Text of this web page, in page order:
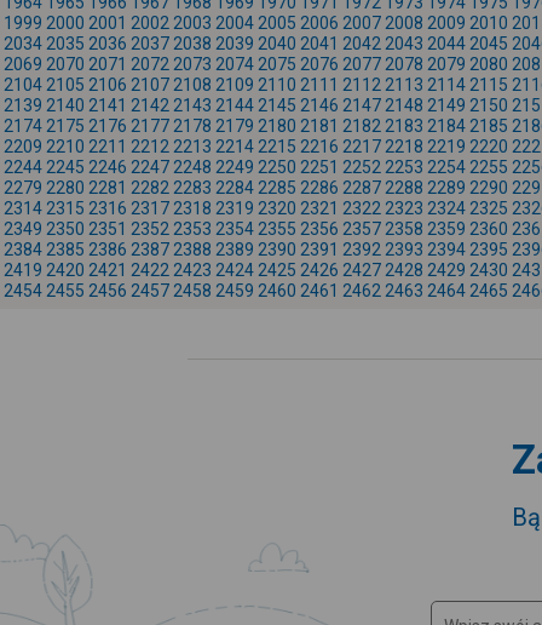
1999 2000 2001 2002 2003 2004 2005 2006 2007 2008 2009 2010
2034 2035 2036 2037 2038 2039 2040 2041 2042 2043 2044 2045
2069 2070 2071 2072 2073 2074 2075 2076 2077 2078 2079 2080
2104 2105 2106 2107 2108 2109 2110 2111 2112 2113 2114 2115
2139 2140 2141 2142 2143 2144 2145 2146 2147 2148 2149 2150
2174 2175 2176 2177 2178 2179 2180 2181 2182 2183 2184 2185
2209 2210 2211 2212 2213 2214 2215 2216 2217 2218 2219 2220
2244 2245 2246 2247 2248 2249 2250 2251 2252 2253 2254 2255
2279 2280 2281 2282 2283 2284 2285 2286 2287 2288 2289 2290
2314 2315 2316 2317 2318 2319 2320 2321 2322 2323 2324 2325
2349 2350 2351 2352 2353 2354 2355 2356 2357 2358 2359 2360
2384 2385 2386 2387 2388 2389 2390 2391 2392 2393 2394 2395
2419 2420 2421 2422 2423 2424 2425 2426 2427 2428 2429 2430
2454 2455 2456 2457 2458 2459 2460 2461 2462 2463 2464 2465